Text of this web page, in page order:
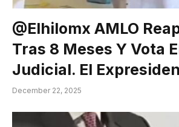
@elhilomx AMLO
Tras 8 Meses Y Vota
Judicial. El
December 22, 2025